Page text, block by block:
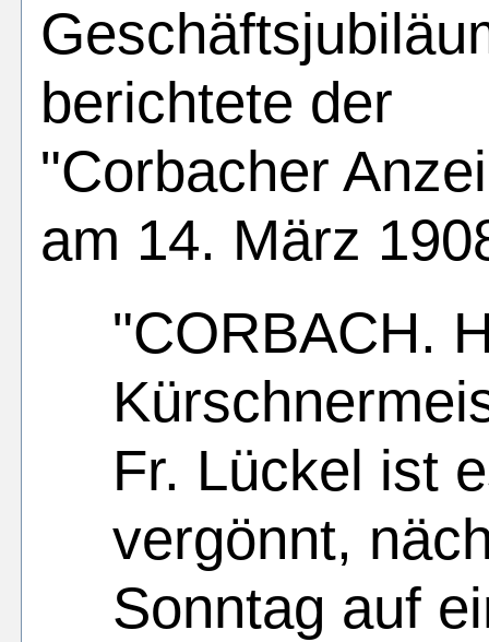
berichtete der
"Corbacher
am 14. März
"CORBACH.
Fr. Lückel ist
vergönnt,
Sonntag auf